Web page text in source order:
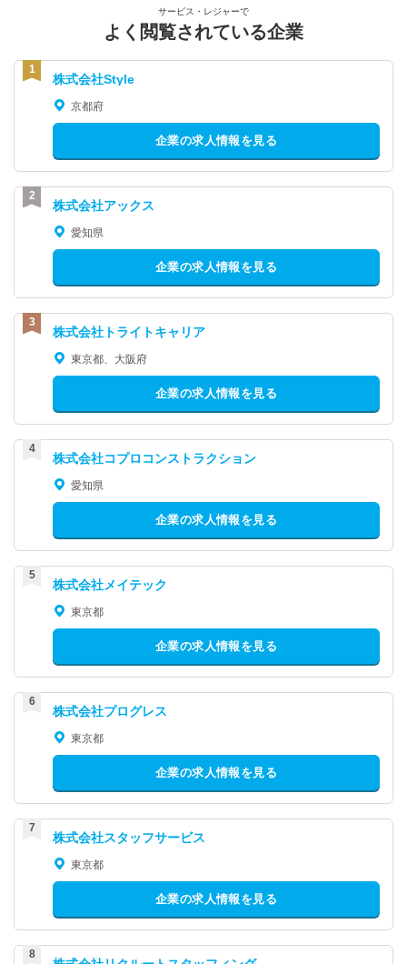
サービス・レジャーで
よく閲覧されている企業
株式会社Style
京都府
企業の求人情報を見る
株式会社アックス
愛知県
企業の求人情報を見る
株式会社トライトキャリア
東京都、大阪府
企業の求人情報を見る
株式会社コプロコンストラクション
愛知県
企業の求人情報を見る
株式会社メイテック
東京都
企業の求人情報を見る
株式会社プログレス
東京都
企業の求人情報を見る
株式会社スタッフサービス
東京都
企業の求人情報を見る